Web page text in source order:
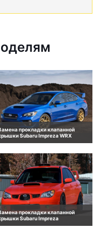
прокладки клапанной
Subaru Impreza WRX
прокладки клапанной
Subaru Impreza